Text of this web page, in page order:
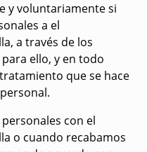
y voluntariamente si
a el
a través de los
ello, y en todo
que se hace
con el
o cuando recabamos